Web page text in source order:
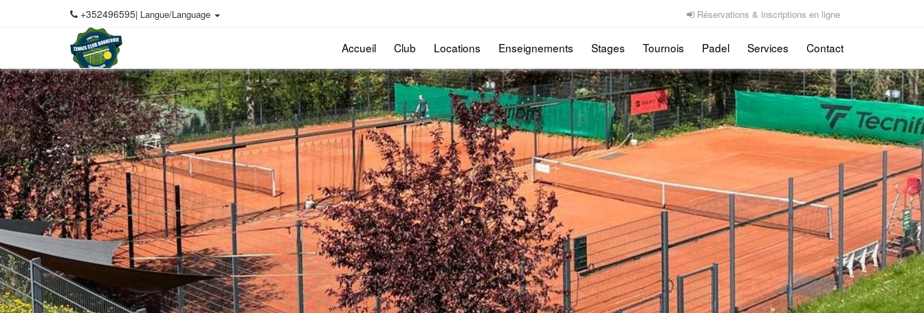
+352496595 Réservations & inscriptions en ligne
| Langue/Language
Accueil Club Locations Enseignements Stages Tournois Padel Services Contact